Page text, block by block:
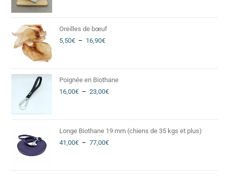
Oreilles de bœuf
5,50€ – 16,90€
Poignée en Biothane
16,00€ – 23,00€
Longe Biothane 19 mm (chiens de 35 kgs et plus)
41,00€ – 77,00€